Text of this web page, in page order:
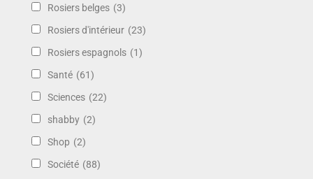
Rosiers belges (3)
Rosiers d'intérieur (23)
Rosiers espagnols (1)
Santé (61)
Sciences (22)
shabby (2)
Shop (2)
Société (88)